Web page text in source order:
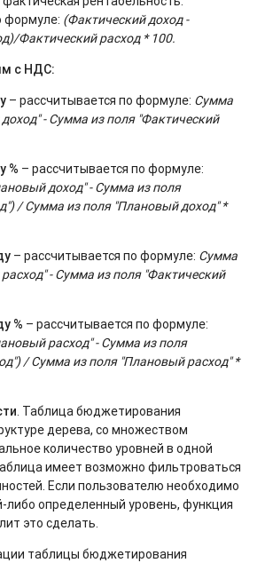
формуле: (Фактический доход -
Фактический расход * 100.
с НДС:
– рассчитывается по формуле: Сумма
- Сумма из поля "Фактический
% – рассчитывается по формуле:
доход" - Сумма из поля
/ Сумма из поля "Плановый доход" *
– рассчитывается по формуле: Сумма
- Сумма из поля "Фактический
% – рассчитывается по формуле:
расход" - Сумма из поля
/ Сумма из поля "Плановый расход" *
. Таблица бюджетирования
дерева, со множеством
количество уровней в одной
имеет возможно фильтроваться
Если пользователю необходимо
либо определенный уровень, функция
это сделать.
таблицы бюджетирования